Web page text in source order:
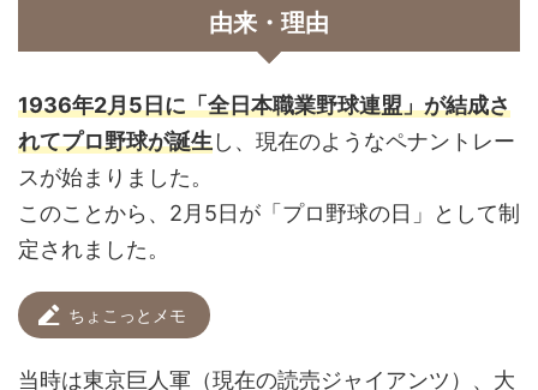
由来・理由
1936年2月5日に「全日本職業野球連盟」が結成さ
れてプロ野球が誕生し、現在のようなペナントレー
スが始まりました。
このことから、2月5日が「プロ野球の日」として制
定されました。
ちょこっとメモ
当時は東京巨人軍（現在の読売ジャイアンツ）、大